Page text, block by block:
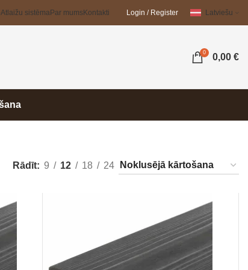
sistēmaPar mumsKontakti Login / Register Latviešu
0 0,00 €
Rādīt 9 12 18 24